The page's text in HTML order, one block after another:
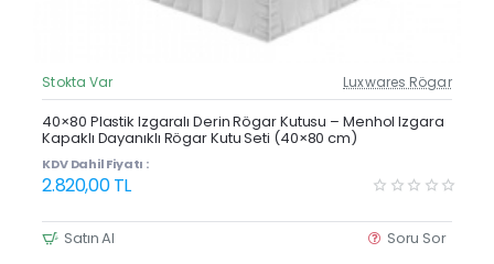
Güncel Fiyat
Yeni Ürün
Stokta Var Luxwares Rögar
40×80 Plastik Izgaralı Derin Rögar Kutusu – Menhol Izgara
Kapaklı Dayanıklı Rögar Kutu Seti (40×80 cm)
KDV Dahil Fiyatı :
2.820,00 TL
Satın Al Soru Sor